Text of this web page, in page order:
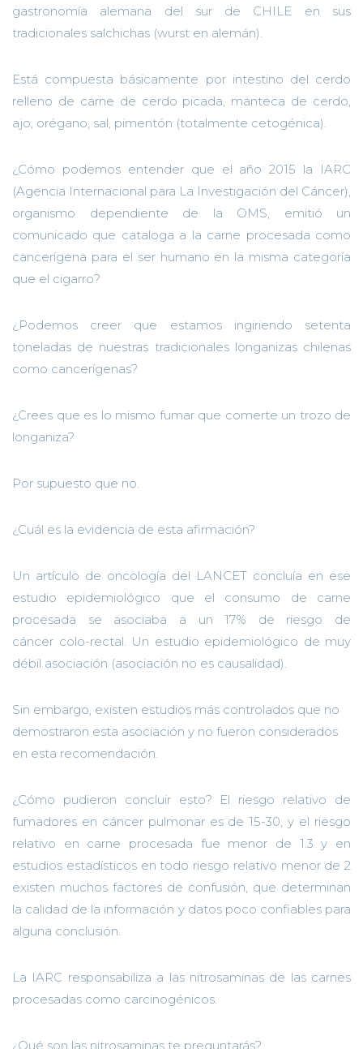
gastronomía alemana del sur de CHILE en sus
tradicionales salchichas (wurst en alemán).
Está compuesta básicamente por intestino del cerdo
relleno de carne de cerdo picada, manteca de cerdo,
ajo, orégano, sal, pimentón (totalmente cetogénica).
¿Cómo podemos entender que el año 2015 la IARC
(Agencia Internacional para La Investigación del Cáncer),
organismo dependiente de la OMS, emitió un
comunicado que cataloga a la carne procesada como
cancerígena para el ser humano en la misma categoría
que el cigarro?
¿Podemos creer que estamos ingiriendo setenta
toneladas de nuestras tradicionales longanizas chilenas
como cancerígenas?
¿Crees que es lo mismo fumar que comerte un trozo de
longaniza?
Por supuesto que no.
¿Cuál es la evidencia de esta afirmación?
Un artículo de oncología del LANCET concluía en ese
estudio epidemiológico que el consumo de carne
procesada se asociaba a un 17% de riesgo de
cáncer colo-rectal. Un estudio epidemiológico de muy
débil asociación (asociación no es causalidad).
Sin embargo, existen estudios más controlados que no
demostraron esta asociación y no fueron considerados
en esta recomendación.
¿Cómo pudieron concluir esto? El riesgo relativo de
fumadores en cáncer pulmonar es de 15-30, y el riesgo
relativo en carne procesada fue menor de 1.3 y en
estudios estadísticos en todo riesgo relativo menor de 2
existen muchos factores de confusión, que determinan
la calidad de la información y datos poco confiables para
alguna conclusión.
La IARC responsabiliza a las nitrosaminas de las carnes
procesadas como carcinogénicos.
¿Qué son las nitrosaminas te preguntarás?